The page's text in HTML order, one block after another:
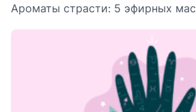
Ароматы страсти: 5 эфирных